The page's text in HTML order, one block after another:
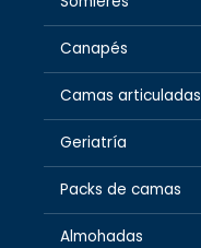
Canapés
Camas articuladas
Geriatría
Packs de camas
Almohadas